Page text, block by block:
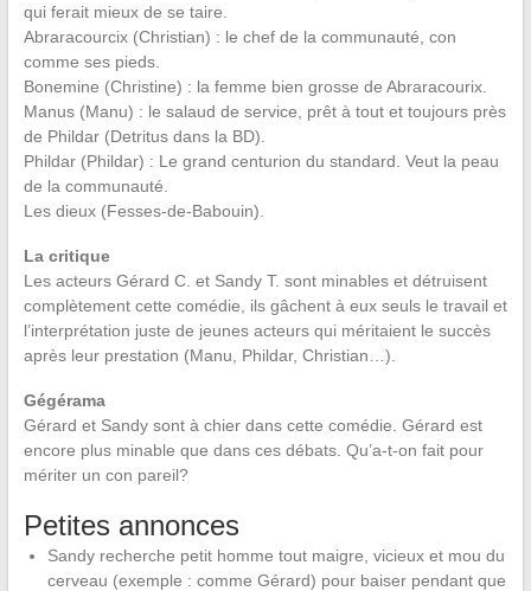
qui ferait mieux de se taire.
Abraracourcix (Christian) : le chef de la communauté, con
comme ses pieds.
Bonemine (Christine) : la femme bien grosse de Abraracourix.
Manus (Manu) : le salaud de service, prêt à tout et toujours près
de Phildar (Detritus dans la BD).
Phildar (Phildar) : Le grand centurion du standard. Veut la peau
de la communauté.
Les dieux (Fesses-de-Babouin).
La critique
Les acteurs Gérard C. et Sandy T. sont minables et détruisent
complètement cette comédie, ils gâchent à eux seuls le travail et
l’interprétation juste de jeunes acteurs qui méritaient le succès
après leur prestation (Manu, Phildar, Christian…).
Gégérama
Gérard et Sandy sont à chier dans cette comédie. Gérard est
encore plus minable que dans ces débats. Qu’a-t-on fait pour
mériter un con pareil?
Petites annonces
Sandy recherche petit homme tout maigre, vicieux et mou du
cerveau (exemple : comme Gérard) pour baiser pendant que